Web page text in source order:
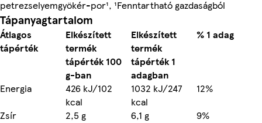
petrezselyemgyökér-por¹, ¹Fenntartható gazdaságból
Tápanyagtartalom
Átlagos
tápérték
Elkészített
termék
tápérték 100
g-ban
Elkészített
termék
tápérték 1
adagban
% 1 adag
Energia
426 kJ/102
kcal
1032 kJ/247
kcal
12%
Zsír
2,5 g 6,1 g
9%